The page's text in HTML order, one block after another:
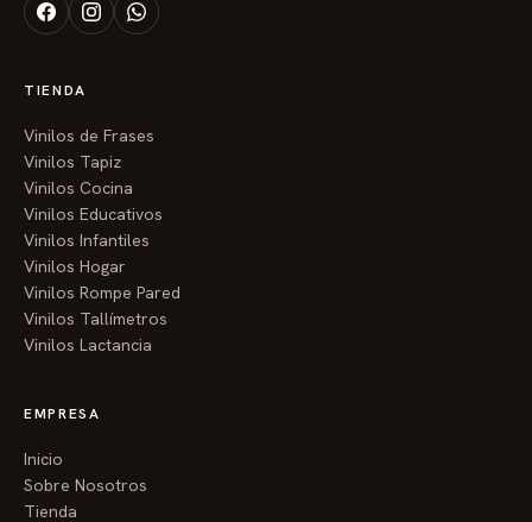
TIENDA
Vinilos de Frases
Vinilos Tapiz
Vinilos Cocina
Vinilos Educativos
Vinilos Infantiles
Vinilos Hogar
Vinilos Rompe Pared
Vinilos Tallímetros
Vinilos Lactancia
EMPRESA
Inicio
Sobre Nosotros
Tienda